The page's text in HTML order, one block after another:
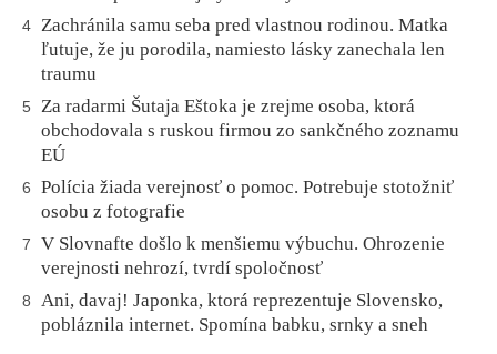
4 Zachránila samu seba pred vlastnou rodinou. Matka
ľutuje, že ju porodila, namiesto lásky zanechala len
traumu
5
Za radarmi Šutaja Eštoka je zrejme osoba, ktorá
obchodovala s ruskou firmou zo sankčného zoznamu
EÚ
6
Polícia žiada verejnosť o pomoc. Potrebuje stotožniť
osobu z fotografie
7
V Slovnafte došlo k menšiemu výbuchu. Ohrozenie
verejnosti nehrozí, tvrdí spoločnosť
8
Ani, davaj! Japonka, ktorá reprezentuje Slovensko,
pobláznila internet. Spomína babku, srnky a sneh